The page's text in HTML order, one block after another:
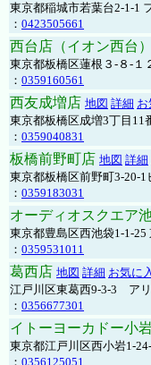
東京都稲城市若葉台2-1-1
： 0423505661
西台店（イオン西台）
東京都板橋区蓮根３-８-
： 0359160561
西友成増店 地図 詳細
東京都板橋区成増3丁目
： 0359040831
板橋前野町店 地図 詳細
東京都板橋区前野町3-20-
： 0359183031
オーディオスクエア
東京都豊島区西池袋1-1-
： 0359531011
葛西店 地図 詳細 お気に
江戸川区東葛西9-3-3 ア
： 0356677301
イトーヨーカドー小
東京都江戸川区西小岩1-
： 0356125051